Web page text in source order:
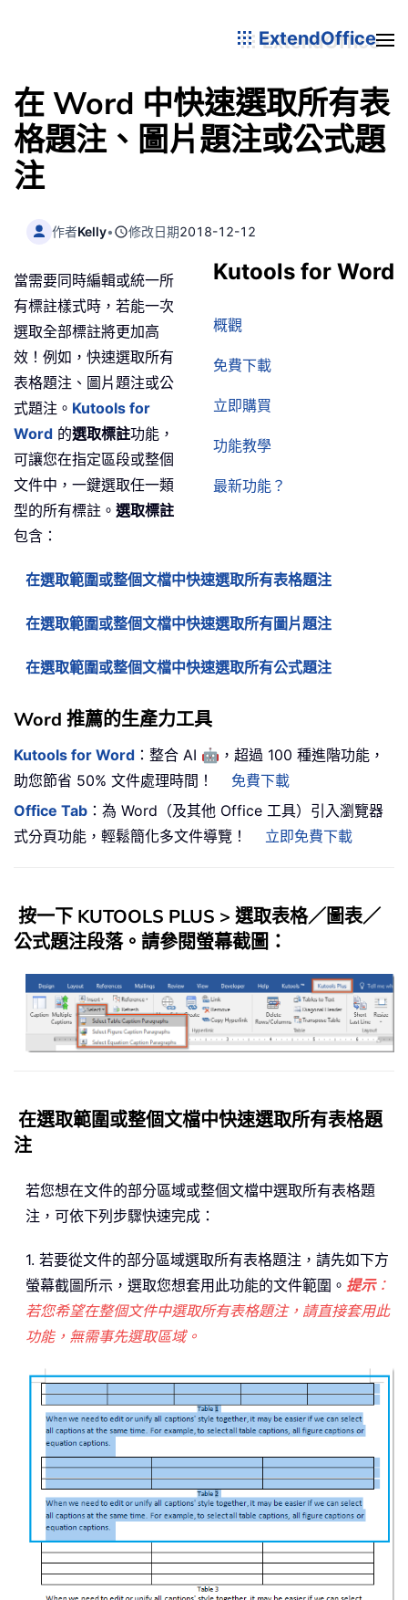
ExtendOffice
在 Word 中快速選取所有表
格題注、圖片題注或公式題
注
作者Kelly• 修改日期2018-12-12
Kutools for Word
概觀
免費下載
立即購買
功能教學
最新功能？
當需要同時編輯或統一所
有標註樣式時，若能一次
選取全部標註將更加高
效！例如，快速選取所有
表格題注、圖片題注或公
式題注。 Kutools for
Word 的選取標註功能，
可讓您在指定區段或整個
文件中，一鍵選取任一類
型的所有標註。 選取標註
包含：
在選取範圍或整個文檔中快速選取所有表格題注
在選取範圍或整個文檔中快速選取所有圖片題注
在選取範圍或整個文檔中快速選取所有公式題注
Word 推薦的生產力工具
Kutools for Word ：整合 AI 🤖 ，超過 100 種進階功能，
助您節省 50% 文件處理時間！
免費下載
Office Tab ：為 Word（及其他 Office 工具）引入瀏覽器
式分頁功能，輕鬆簡化多文件導覽！
立即免費下載
按一下 KUTOOLS PLUS > 選取表格／圖表／
公式題注段落。請參閱螢幕截圖：
在選取範圍或整個文檔中快速選取所有表格題
注
若您想在文件的部分區域或整個文檔中選取所有表格題
注，可依下列步驟快速完成：
1. 若要從文件的部分區域選取所有表格題注，請先如下方
螢幕截圖所示，選取您想套用此功能的文件範圍。 提示：
若您希望在整個文件中選取所有表格題注，請直接套用此
功能，無需事先選取區域。